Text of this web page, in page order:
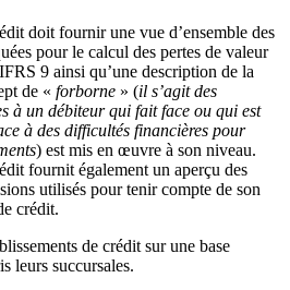
doit fournir une vue d’ensemble des
pour le calcul des pertes de valeur
9 ainsi qu’une description de la
de « forborne » (il s’agit des
à un débiteur qui fait face ou qui est
à des difficultés financières pour
) est mis en œuvre à son niveau.
fournit également un aperçu des
utilisés pour tenir compte de son
crédit.
de crédit sur une base
leurs succursales.